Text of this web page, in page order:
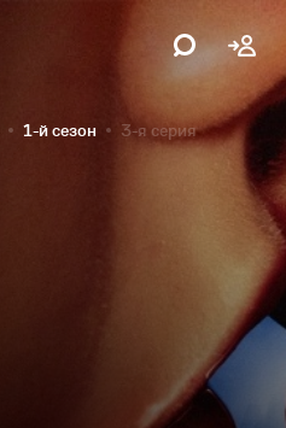
1-й сезон 3-я серия